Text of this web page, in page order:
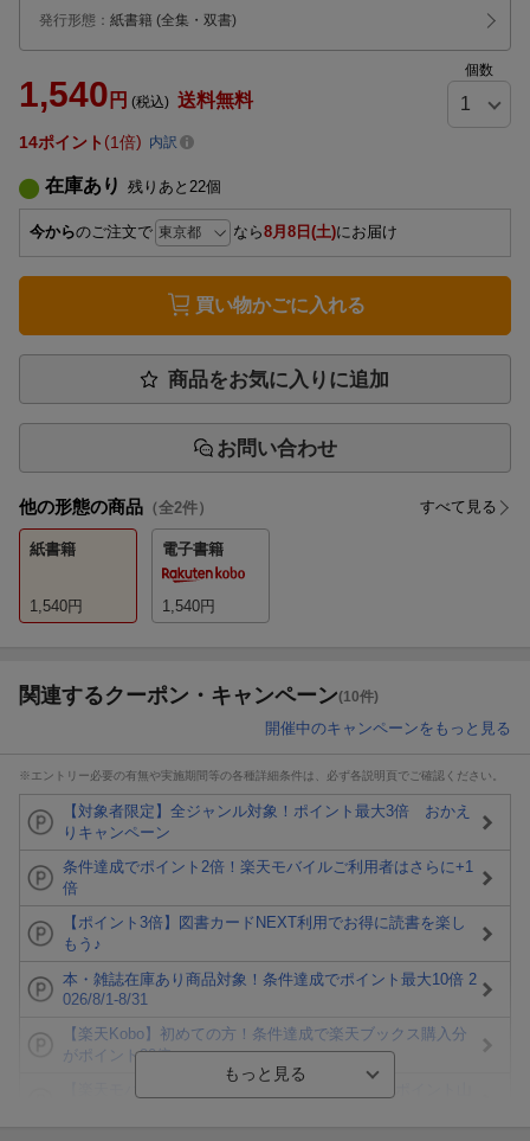
発行形態 ： 紙書籍 (全集・双書)
1,540 円 (税込) 送料無料
個数
14ポイント 1倍 内訳
在庫あり 残りあと 22個
今からのご注文で なら8月8日(土)にお届け
買い物かごに入れる
商品をお気に入りに追加
お問い合わせ
他の形態の商品 （全2件） すべて見る
紙書籍
1,540円
電子書籍
1,540円
関連するクーポン・キャンペーン(10件)
開催中のキャンペーンをもっと見る
※エントリー必要の有無や実施期間等の各種詳細条件は、必ず各説明頁でご確認ください。
【対象者限定】全ジャンル対象！ポイント最大3倍 おかえ
りキャンペーン
条件達成でポイント2倍！楽天モバイルご利用者はさらに+1
倍
【ポイント3倍】図書カードNEXT利用でお得に読書を楽し
もう♪
本・雑誌在庫あり商品対象！条件達成でポイント最大10倍 2
026/8/1-8/31
【楽天Kobo】初めての方！条件達成で楽天ブックス購入分
がポイント20倍